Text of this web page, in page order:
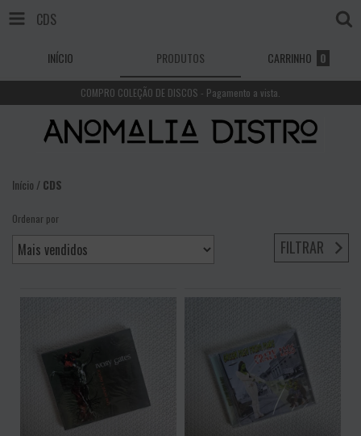
CDS
INÍCIO PRODUTOS CARRINHO 0
COMPRO COLEÇÃO DE DISCOS - Pagamento a vista.
Início /CDS
Ordenar por
FILTRAR